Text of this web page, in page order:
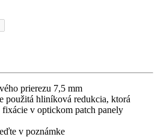
prierezu 7,5 mm
použitá hliníková redukcia, ktorá
fixácie v optickom patch panely
v poznámke